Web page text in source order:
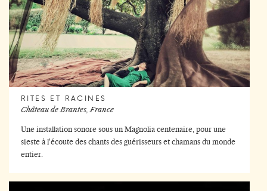
RITES ET RACINES
Château de Brantes, France
Une installation sonore sous un Magnolia centenaire, pour une
sieste à l'écoute des chants des guérisseurs et chamans du monde
entier.